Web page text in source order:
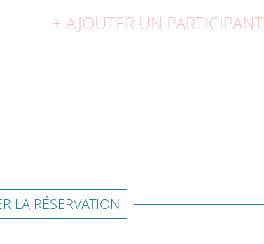
AJOUTER UN PARTICIPANT
LA RÉSERVATION